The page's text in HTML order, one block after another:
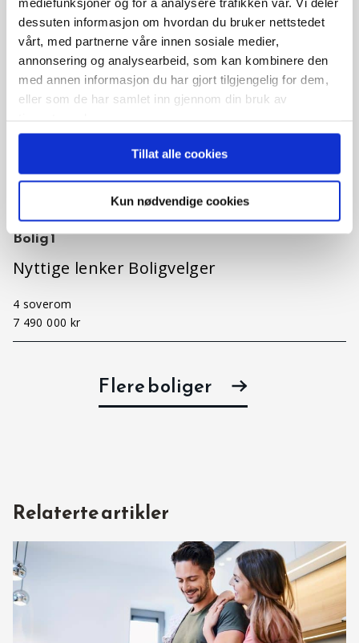
dessuten informasjon om hvordan du bruker nettstedet
vårt, med partnerne våre innen sosiale medier,
annonsering og analysearbeid, som kan kombinere den
med annen informasjon du har gjort tilgjengelig for dem,
eller som de har samlet inn gjennom din bruk av
Tillat alle cookies
Kun nødvendige cookies
Regine Normanns vei 106, 8019 Bodø
Bolig 1
Nyttige lenker Boligvelger
4 soverom
7 490 000 kr
Flere boliger
Relaterte artikler